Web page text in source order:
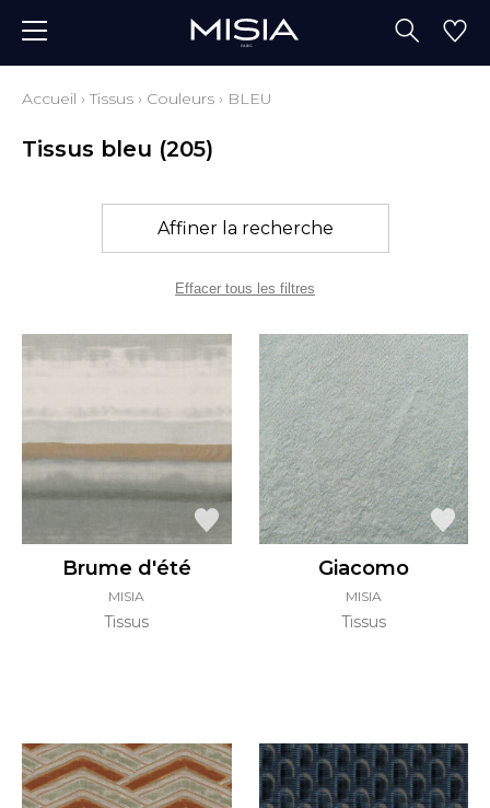
Accueil ›Tissus › Couleurs › BLEU
Tissus bleu (205)
Affiner la recherche
Effacer tous les filtres
Brume d'été
MISIA
Tissus
Giacomo
MISIA
Tissus